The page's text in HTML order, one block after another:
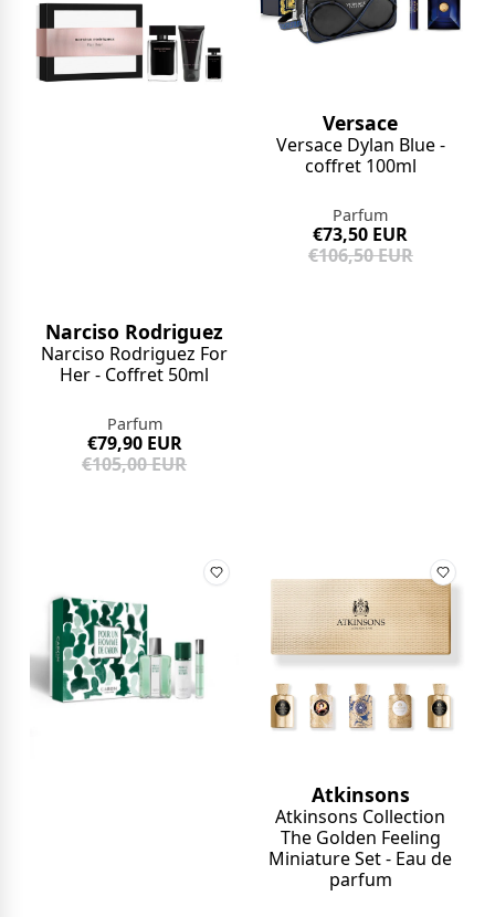
Narciso Rodriguez
Narciso Rodriguez For
Her - Coffret 50ml
Parfum
€79,90 EUR
€105,00 EUR
Versace
Versace Dylan Blue -
coffret 100ml
Parfum
€73,50 EUR
€106,50 EUR
Atkinsons
Atkinsons Collection
The Golden Feeling
Miniature Set - Eau de
parfum